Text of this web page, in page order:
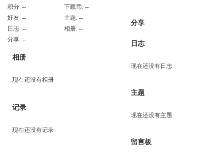
积分: -- 下载币: --
好友: -- 主题: --
日志: -- 相册: --
分享: --
相册
现在还没有相册
记录
现在还没有记录
分享
日志
现在还没有日志
主题
现在还没有主题
留言板